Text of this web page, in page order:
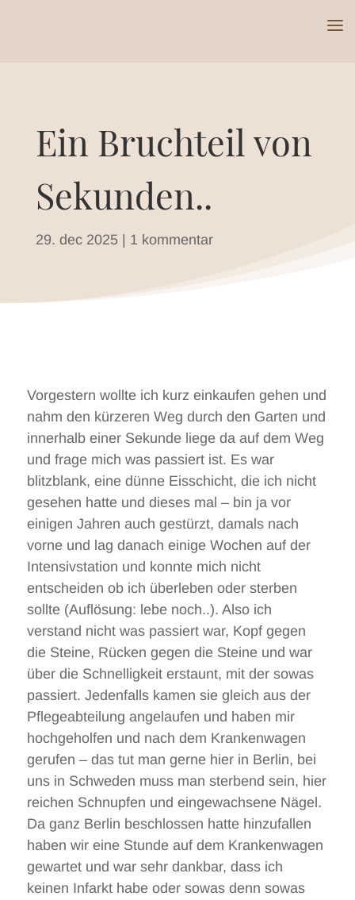
Ein Bruchteil von
Sekunden..
29. dec 2025| 1 kommentar
Vorgestern wollte ich kurz einkaufen gehen und
nahm den kürzeren Weg durch den Garten und
innerhalb einer Sekunde liege da auf dem Weg
und frage mich was passiert ist. Es war
blitzblank, eine dünne Eisschicht, die ich nicht
gesehen hatte und dieses mal – bin ja vor
einigen Jahren auch gestürzt, damals nach
vorne und lag danach einige Wochen auf der
Intensivstation und konnte mich nicht
entscheiden ob ich überleben oder sterben
sollte (Auflösung: lebe noch..). Also ich
verstand nicht was passiert war, Kopf gegen
die Steine, Rücken gegen die Steine und war
über die Schnelligkeit erstaunt, mit der sowas
passiert. Jedenfalls kamen sie gleich aus der
Pflegeabteilung angelaufen und haben mir
hochgeholfen und nach dem Krankenwagen
gerufen – das tut man gerne hier in Berlin, bei
uns in Schweden muss man sterbend sein, hier
reichen Schnupfen und eingewachsene Nägel.
Da ganz Berlin beschlossen hatte hinzufallen
haben wir eine Stunde auf dem Krankenwagen
gewartet und war sehr dankbar, dass ich
keinen Infarkt habe oder sowas denn sowas